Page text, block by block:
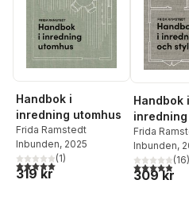
Handbok i
inredning utomhus
Frida Ramstedt
Inbunden, 2025
5,0utav 5 stjärnor. Totalt antal röster:
(1)
319 kr
Handbok i
styling
Frida
Inbunden,
4,9utav 5(16)
309 kr